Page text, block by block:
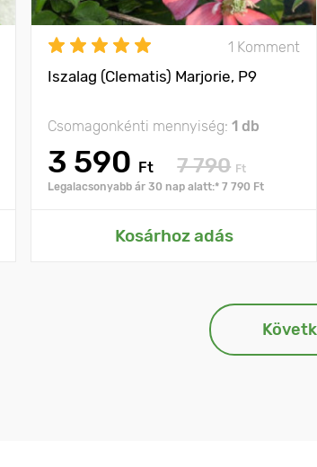
1 Komment
Iszalag (Clematis) Marjorie, P9
Csomagonkénti mennyiség:1 db
3 590 Ft 7 790 Ft
Legalacsonyabb ár 30 nap alatt:* 7 790 Ft
Kosárhoz adás